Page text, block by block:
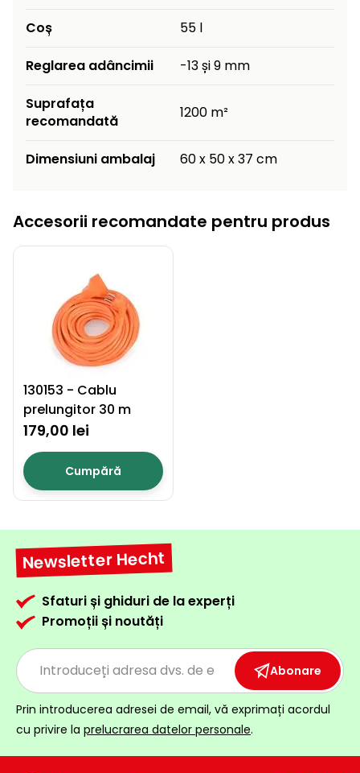
Coș 55 l
Reglarea adâncimii -13 și 9 mm
Suprafața
recomandată
1200 m²
Dimensiuni ambalaj 60 x 50 x 37 cm
Accesorii recomandate pentru produs
130153 - Cablu
prelungitor 30 m
179,00 lei
Cumpără
Newsletter Hecht
Sfaturi și ghiduri de la experți
Promoții și noutăți
Abonare
Prin introducerea adresei de email, vă exprimați acordul
cu privire la prelucrarea datelor personale.